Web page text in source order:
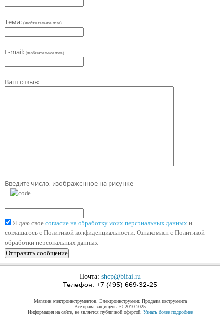
Тема: (необязательное поле)
E-mail: (необязательное поле)
Ваш отзыв:
Введите число, изображенное на рисунке
Я даю свое согласие на обработку моих персональных данных и
соглашаюсь с Политикой конфиденциальности. Ознакомлен с Политикой
обработки персональных данных
Почта: shop@bifai.ru
Телефон: +7 (495) 669-32-25
Магазин электроинструментов. Электроинструмент. Продажа инструмента
Все права защищены © 2010-2025
Информация на сайте, не является публичной офертой. Узнать более подробнее